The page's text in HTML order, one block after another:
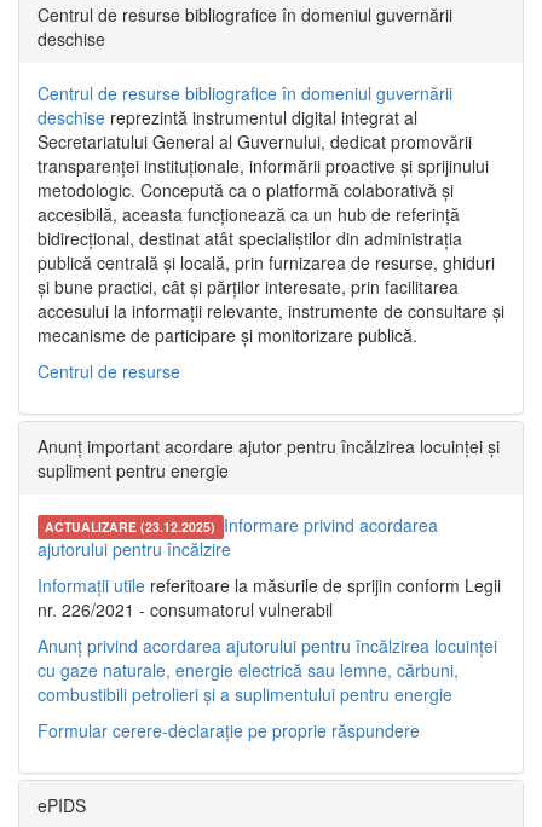
Centrul de resurse bibliografice în domeniul guvernării
deschise
Centrul de resurse bibliografice în domeniul guvernării
deschise reprezintă instrumentul digital integrat al
Secretariatului General al Guvernului, dedicat promovării
transparenței instituționale, informării proactive și sprijinului
metodologic. Concepută ca o platformă colaborativă și
accesibilă, aceasta funcționează ca un hub de referință
bidirecțional, destinat atât specialiștilor din administrația
publică centrală și locală, prin furnizarea de resurse, ghiduri
și bune practici, cât și părților interesate, prin facilitarea
accesului la informații relevante, instrumente de consultare și
mecanisme de participare și monitorizare publică.
Centrul de resurse
Anunț important acordare ajutor pentru încălzirea locuinței și
supliment pentru energie
ACTUALIZARE (23.12.2025) Informare privind acordarea
ajutorului pentru încălzire
Informații utile referitoare la măsurile de sprijin conform Legii
nr. 226/2021 - consumatorul vulnerabil
Anunț privind acordarea ajutorului pentru încălzirea locuinței
cu gaze naturale, energie electrică sau lemne, cărbuni,
combustibili petrolieri și a suplimentului pentru energie
Formular cerere-declarație pe proprie răspundere
ePIDS